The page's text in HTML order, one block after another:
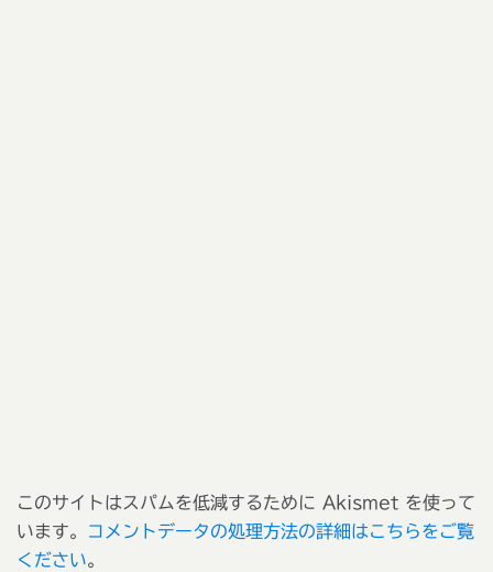
このサイトはスパムを低減するために Akismet を使って
います。
コメントデータの処理方法の詳細はこちらをご覧
ください。